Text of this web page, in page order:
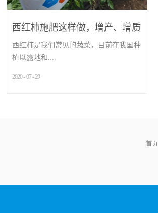
西红柿施肥这样做，增产、增质
更明显
西红柿是我们常见的蔬菜，目前在我国种
植以露地和...
2020-07-29
首页